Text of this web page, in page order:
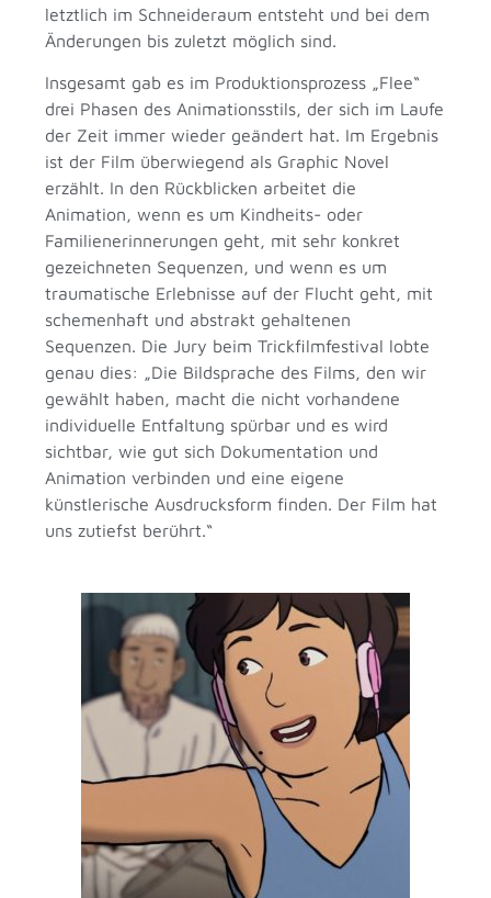
letztlich im Schneideraum entsteht und bei dem
Änderungen bis zuletzt möglich sind.
Insgesamt gab es im Produktionsprozess „Flee“
drei Phasen des Animationsstils, der sich im Laufe
der Zeit immer wieder geändert hat. Im Ergebnis
ist der Film überwiegend als Graphic Novel
erzählt. In den Rückblicken arbeitet die
Animation, wenn es um Kindheits- oder
Familienerinnerungen geht, mit sehr konkret
gezeichneten Sequenzen, und wenn es um
traumatische Erlebnisse auf der Flucht geht, mit
schemenhaft und abstrakt gehaltenen
Sequenzen. Die Jury beim Trickfilmfestival lobte
genau dies: „Die Bildsprache des Films, den wir
gewählt haben, macht die nicht vorhandene
individuelle Entfaltung spürbar und es wird
sichtbar, wie gut sich Dokumentation und
Animation verbinden und eine eigene
künstlerische Ausdrucksform finden. Der Film hat
uns zutiefst berührt.“